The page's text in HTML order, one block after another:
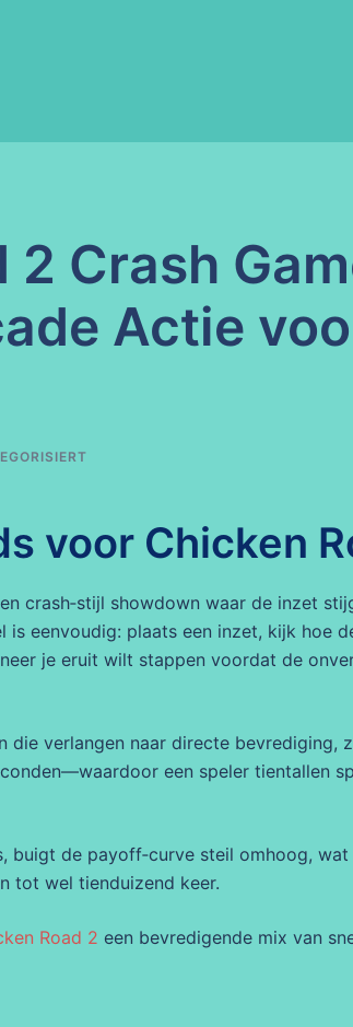
2 Crash
Actie
voor Chicken
crash‑stijl showdown waar de inzet
eenvoudig: plaats een inzet, kijk hoe
je eruit wilt stappen voordat de
verlangen naar directe bevrediging,
een speler tientallen
buigt de payoff‑curve steil omhoog,
tot wel tienduizend keer.
Road 2 een bevredigende mix van